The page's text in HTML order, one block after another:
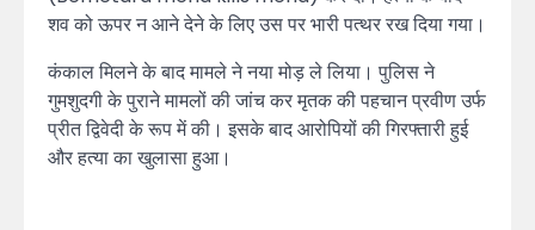
शव को ऊपर न आने देने के लिए उस पर भारी पत्थर रख दिया गया।
कंकाल मिलने के बाद मामले ने नया मोड़ ले लिया। पुलिस ने
गुमशुदगी के पुराने मामलों की जांच कर मृतक की पहचान प्रवीण उर्फ
प्रीत द्विवेदी के रूप में की। इसके बाद आरोपियों की गिरफ्तारी हुई
और हत्या का खुलासा हुआ।